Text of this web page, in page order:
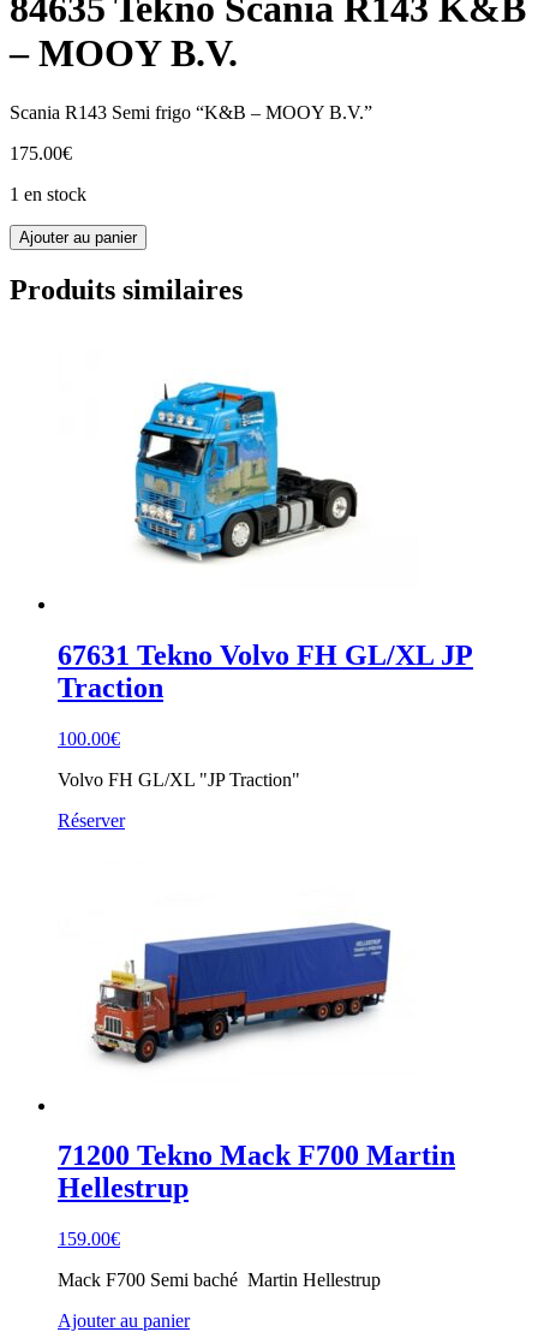
84635 Tekno Scania R143 K&B
– MOOY B.V.
Scania R143 Semi frigo “K&B – MOOY B.V.”
175.00€
1 en stock
quantité
de
84635
Tekno
Ajouter au panier
Produits similaires
67631 Tekno Volvo FH GL/XL JP
Traction
100.00€
Volvo FH GL/XL "JP Traction"
Réserver
71200 Tekno Mack F700 Martin
Hellestrup
159.00€
Mack F700 Semi baché Martin Hellestrup
Ajouter au panier